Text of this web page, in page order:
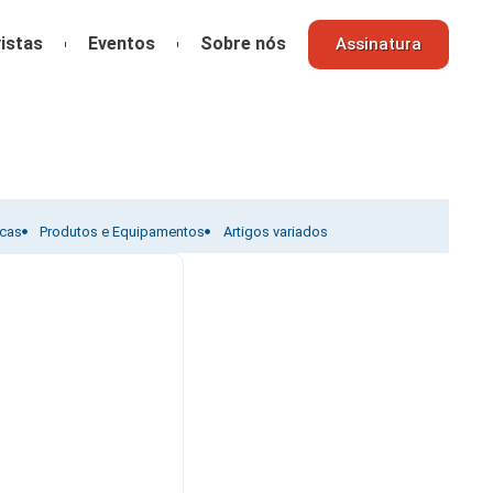
Eventos Sobre nós Assinatura
Produtos e Equipamentos Artigos variados